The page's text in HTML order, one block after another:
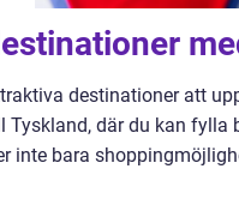
destinationer att
Tyskland, där du kan fylla
inte bara